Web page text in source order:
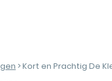
> Kort en Prachtig De